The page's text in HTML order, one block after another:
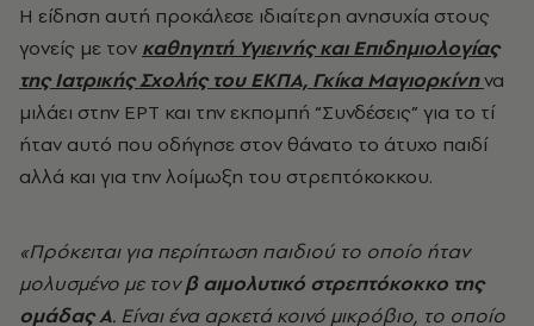
Η είδηση αυτή προκάλεσε ιδιαίτερη ανησυχία στους
γονείς με τον καθηγητή Υγιεινής και Επιδημιολογίας
της Ιατρικής Σχολής του ΕΚΠΑ, Γκίκα Μαγιορκίνηνα
μιλάει στην ΕΡΤ και την εκπομπή “Συνδέσεις” για το τί
ήταν αυτό που οδήγησε στον θάνατο το άτυχο παιδί
αλλά και για την λοίμωξη του στρεπτόκοκκου.
«Πρόκειται για περίπτωση παιδιού το οποίο ήταν
μολυσμένο με τονβ αιμολυτικό στρεπτόκοκκο της
ομάδας Α. Είναι ένα αρκετά κοινό μικρόβιο, το οποίο